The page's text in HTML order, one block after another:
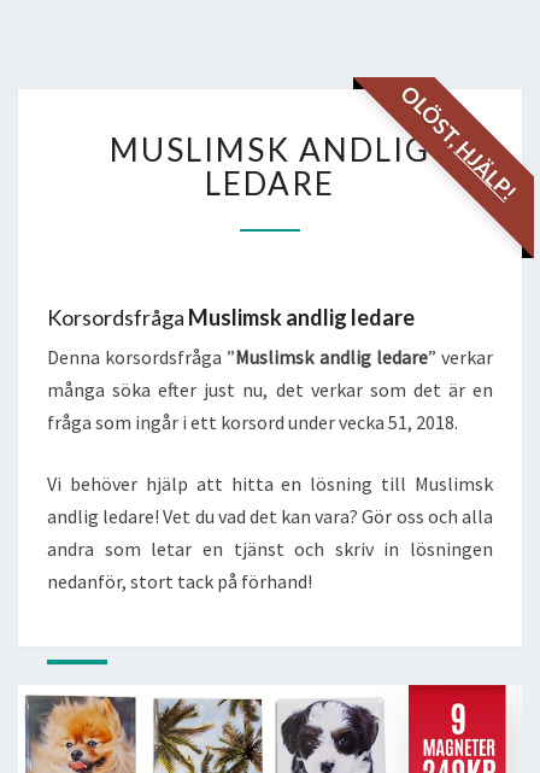
OLÖST,
HJÄLP!
ANDLIG
LEDARE
MUSLIMSK ANDLIG
LEDARE
Korsordsfråga Muslimsk andlig ledare
Denna korsordsfråga ”Muslimsk andlig ledare” verkar
många söka efter just nu, det verkar som det är en
fråga som ingår i ett korsord under vecka 51, 2018.
Vi behöver hjälp att hitta en lösning till Muslimsk
andlig ledare! Vet du vad det kan vara? Gör oss och alla
andra som letar en tjänst och skriv in lösningen
nedanför, stort tack på förhand!